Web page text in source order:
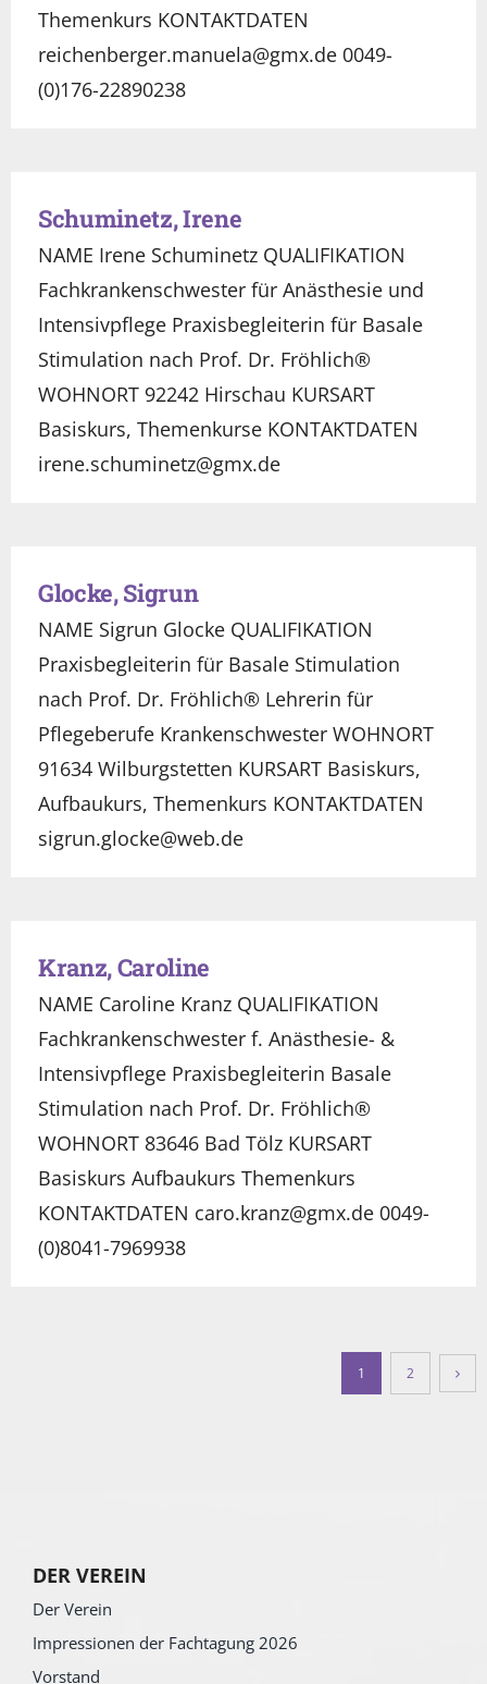
Themenkurs KONTAKTDATEN
reichenberger.manuela@gmx.de 0049-
(0)176-22890238
Schuminetz, Irene
NAME Irene Schuminetz QUALIFIKATION
Fachkrankenschwester für Anästhesie und
Intensivpflege Praxisbegleiterin für Basale
Stimulation nach Prof. Dr. Fröhlich®
WOHNORT 92242 Hirschau KURSART
Basiskurs, Themenkurse KONTAKTDATEN
irene.schuminetz@gmx.de
Glocke, Sigrun
NAME Sigrun Glocke QUALIFIKATION
Praxisbegleiterin für Basale Stimulation
nach Prof. Dr. Fröhlich® Lehrerin für
Pflegeberufe Krankenschwester WOHNORT
91634 Wilburgstetten KURSART Basiskurs,
Aufbaukurs, Themenkurs KONTAKTDATEN
sigrun.glocke@web.de
Kranz, Caroline
NAME Caroline Kranz QUALIFIKATION
Fachkrankenschwester f. Anästhesie- &
Intensivpflege Praxisbegleiterin Basale
Stimulation nach Prof. Dr. Fröhlich®
WOHNORT 83646 Bad Tölz KURSART
Basiskurs Aufbaukurs Themenkurs
KONTAKTDATEN caro.kranz@gmx.de 0049-
(0)8041-7969938
1 2
DER VEREIN
Der Verein
Impressionen der Fachtagung 2026
Vorstand